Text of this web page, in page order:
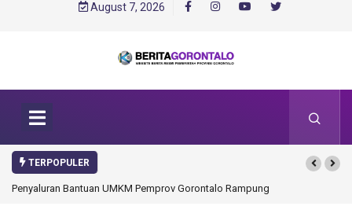
August 7, 2026
TERPOPULER
Penyaluran Bantuan UMKM Pemprov Gorontalo RampungGorontalo Ikut